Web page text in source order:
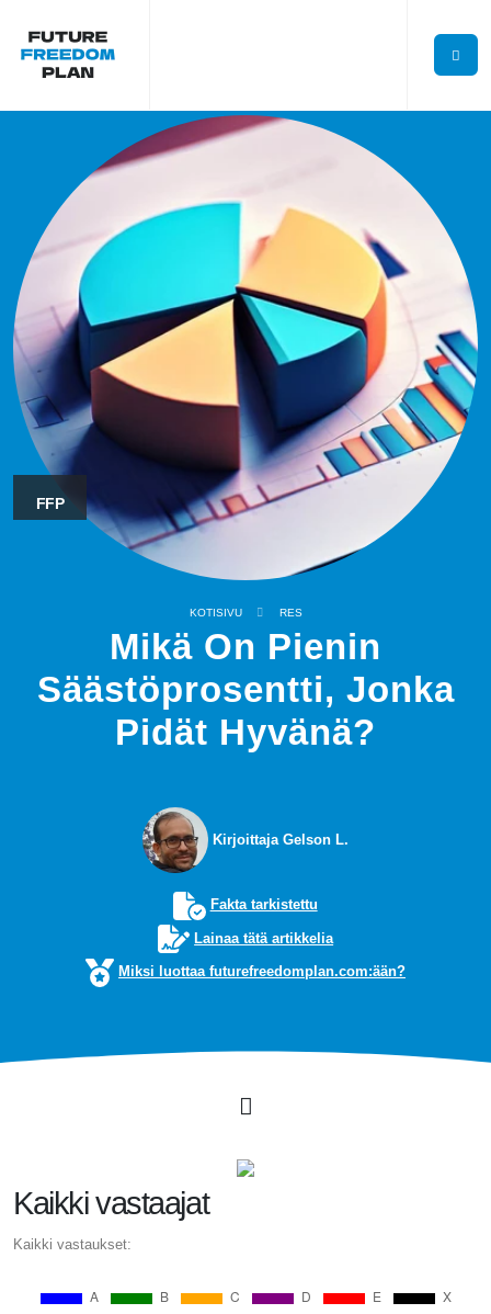
FFP
KOTISIVU RES
Mikä On Pienin
Säästöprosentti, Jonka
Pidät Hyvänä?
Kirjoittaja Gelson L.
Fakta tarkistettu
Lainaa tätä artikkelia
Miksi luottaa futurefreedomplan.com:ään?
Kaikki vastaajat
Kaikki vastaukset: